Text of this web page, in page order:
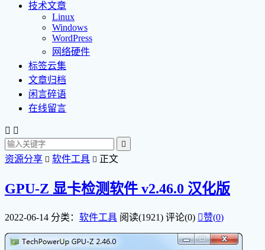
技术文章
Linux
Windows
WordPress
网络硬件
标签云集
文章归档
闲言碎语
在线留言
 

资源分享  软件工具  正文
GPU-Z 显卡检测软件 v2.46.0 汉化版
2022-06-14 分类： 软件工具 阅读(1921) 评论(0) 赞(0)